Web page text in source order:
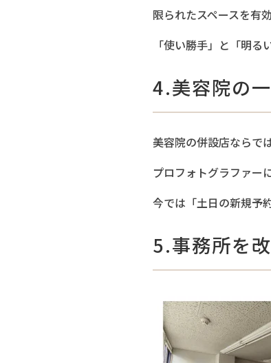
限られたスペースを有
「使い勝手」と「明
4.美容院の
美容院の併設店ならで
プロフォトグラファー
今では「土日の新規予
5.事務所を